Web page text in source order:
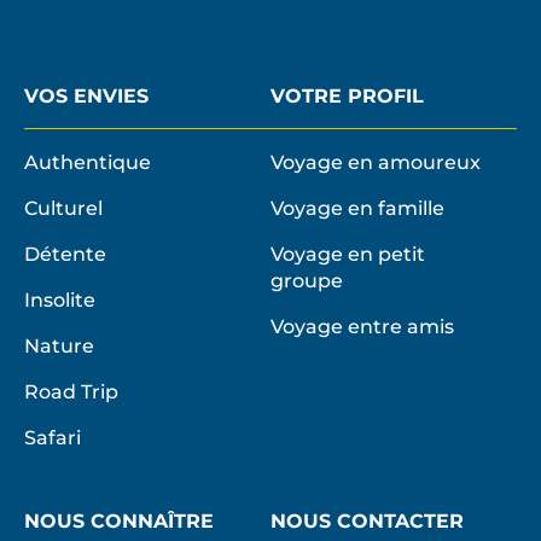
VOS ENVIES
Authentique
Culturel
Détente
Insolite
Nature
Road Trip
Safari
VOTRE PROFIL
Voyage en amoureux
Voyage en famille
Voyage en petit
groupe
Voyage entre amis
NOUS CONNAÎTRE NOUS CONTACTER